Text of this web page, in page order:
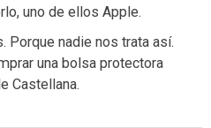
uno de ellos Apple.
Porque nadie nos trata así.
una bolsa protectora
Castellana.